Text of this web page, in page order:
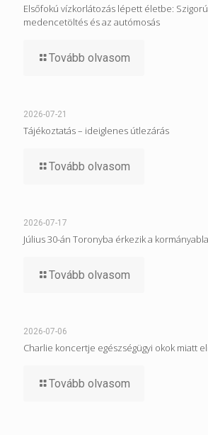
Elsőfokú vízkorlátozás lépett életbe:
medencetöltés és az autómosás
Tovább olvasom
2026-07-21
Tájékoztatás – ideiglenes útlezárás
Tovább olvasom
2026-07-17
Július 30-án Toronyba érkezik a
Tovább olvasom
2026-07-06
Charlie koncertje egészségügyi okok miatt
Tovább olvasom